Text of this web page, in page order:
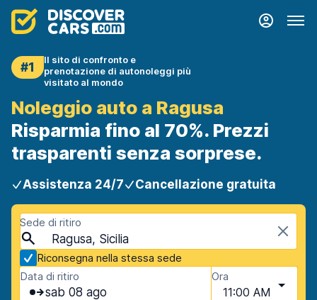
#1
Il sito di confronto e
prenotazione di autonoleggi più
visitato al mondo
Noleggio auto a Ragusa
Risparmia fino al 70%. Prezzi
trasparenti senza sorprese.
Assistenza 24/7 Cancellazione gratuita
Sede di ritiro
Ragusa, Sicilia
Riconsegna nella stessa sede
Data di ritiro
sab 08 ago
Ora
11:00 AM